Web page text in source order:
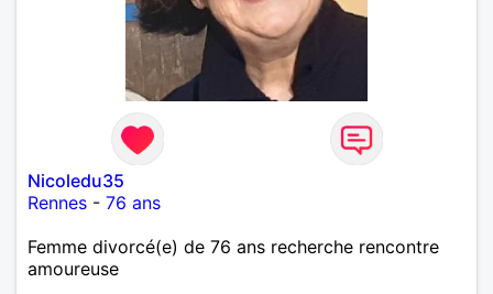
Nicoledu35
Rennes - 76 ans
Femme divorcé(e) de 76 ans recherche rencontre
amoureuse